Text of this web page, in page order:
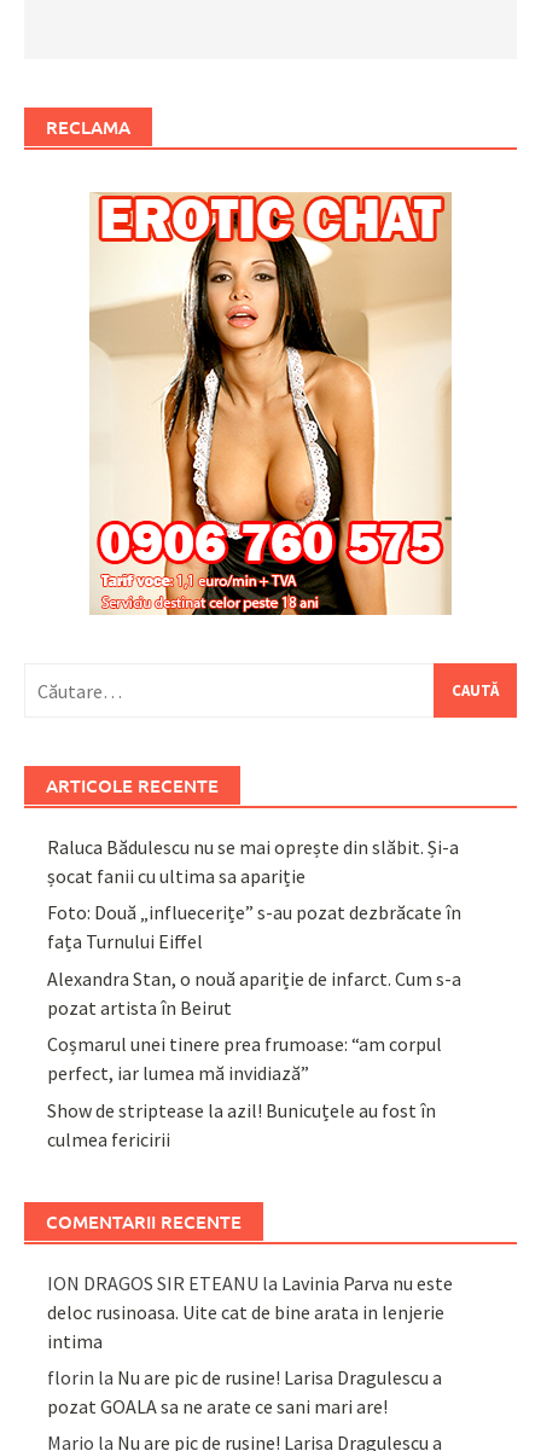
RECLAMA
după:
ARTICOLE RECENTE
Raluca Bădulescu nu se mai oprește din slăbit. Și-a
șocat fanii cu ultima sa apariție
Foto: Două „influecerițe” s-au pozat dezbrăcate în
fața Turnului Eiffel
Alexandra Stan, o nouă apariție de infarct. Cum s-a
pozat artista în Beirut
Coșmarul unei tinere prea frumoase: “am corpul
perfect, iar lumea mă invidiază”
Show de striptease la azil! Bunicuțele au fost în
culmea fericirii
COMENTARII RECENTE
ION DRAGOS SIR ETEANU la Lavinia Parva nu este
deloc rusinoasa. Uite cat de bine arata in lenjerie
intima
florin la Nu are pic de rusine! Larisa Dragulescu a
pozat GOALA sa ne arate ce sani mari are!
Mario la Nu are pic de rusine! Larisa Dragulescu a